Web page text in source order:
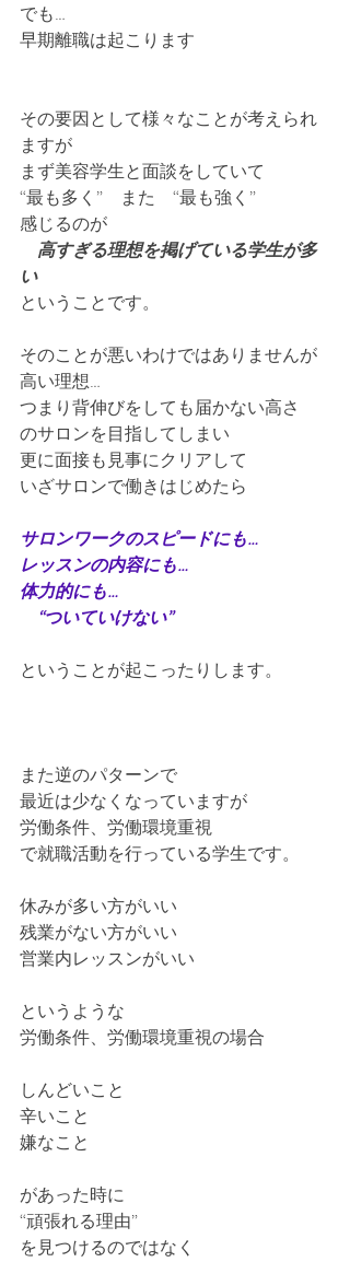
でも…
早期離職は起こります
その要因として様々なことが考えられ
ますが
まず美容学生と面談をしていて
“最も多く”　また　“最も強く”
感じるのが
高すぎる理想を掲げている学生が多
い
ということです。
そのことが悪いわけではありませんが
高い理想…
つまり背伸びをしても届かない高さ
のサロンを目指してしまい
更に面接も見事にクリアして
いざサロンで働きはじめたら
サロンワークのスピードにも…
レッスンの内容にも…
体力的にも…
“ついていけない”
ということが起こったりします。
また逆のパターンで
最近は少なくなっていますが
労働条件、労働環境重視
で就職活動を行っている学生です。
休みが多い方がいい
残業がない方がいい
営業内レッスンがいい
というような
労働条件、労働環境重視の場合
しんどいこと
辛いこと
嫌なこと
があった時に
“頑張れる理由”
を見つけるのではなく